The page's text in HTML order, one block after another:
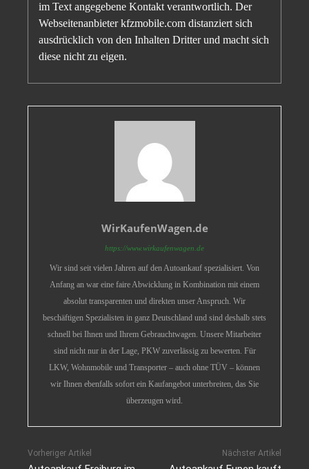
im Text angegebene Kontakt verantwortlich. Der
Webseitenanbieter kfzmobile.com distanziert sich
ausdrücklich von den Inhalten Dritter und macht sich
diese nicht zu eigen.
WirKaufenWagen.de
https://www.wirkaufenwagen.de
Wir sind seit vielen Jahren auf den Autoankauf spezialisiert. Von
Anfang an war eine faire Abwicklung in Kombination mit einem
absolut transparenten und direkten unser Anspruch. Wir
beschäftigen Spezialisten in ganz Deutschland und sind deshalb stets
schnell bei Ihnen und Ihrem Gebrauchtwagen. Unsere Mitarbeiter
sind nicht nur in der Lage, PKW zuverlässig zu bewerten. Für
LKW, Wohnmobile und Transporter – auch ohne TÜV – können
wir Ihnen ebenfalls sofort ein Kaufangebot unterbreiten, das Sie
überzeugen wird.
Vorheriger Artikel Nächster Artikel